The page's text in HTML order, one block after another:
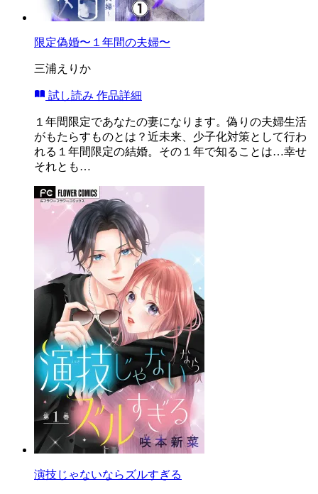
限定偽婚〜１年間の夫婦〜
三浦えりか
試し読み 作品詳細
１年間限定であなたの妻になります。偽りの夫婦生活
がもたらすものとは？近未来、少子化対策として行わ
れる１年間限定の結婚。その１年で知ることは…幸せ
それとも…
演技じゃないならズルすぎる